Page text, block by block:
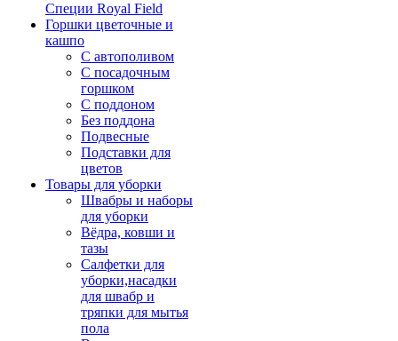
Специи Royal Field
Горшки цветочные и
кашпо
С автополивом
С посадочным
горшком
С поддоном
Без поддона
Подвесные
Подставки для
цветов
Товары для уборки
Швабры и наборы
для уборки
Вёдра, ковши и
тазы
Салфетки для
уборки,насадки
для швабр и
тряпки для мытья
пола